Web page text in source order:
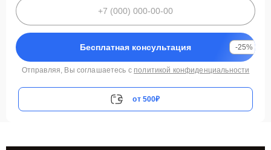
Бесплатная консультация -25%
Отправляя, Вы соглашаетесь с политикой конфиденциальности
от 500₽